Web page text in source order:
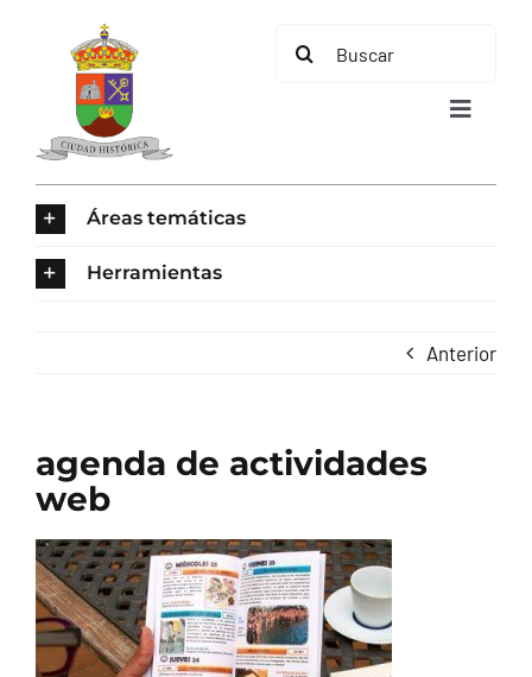
contenido
Buscar:
Toggle
TURISMO
CONTACTO
Áreas temáticas
Herramientas
Anterior
agenda de actividades
web